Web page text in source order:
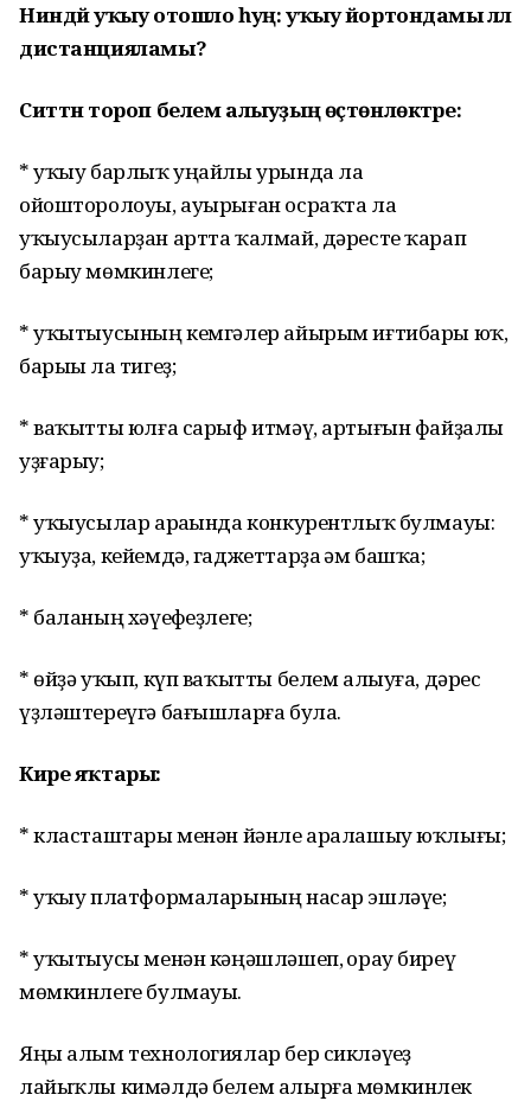
Ниндәй уҡыу отошло һуң: уҡыу йортондамы әллә
дистанцияламы?
Ситтән тороп белем алыуҙың өҫтөнлөктәре:
* уҡыу барлыҡ уңайлы урында ла
ойошторолоуы, ауырыған осраҡта ла
уҡыусыларҙан артта ҡалмай, дәресте ҡарап
барыу мөмкинлеге;
* уҡытыусының кемгәлер айырым иғтибары юҡ,
барыһы ла тигеҙ;
* ваҡытты юлға сарыф итмәү, артығын файҙалы
уҙғарыу;
* уҡыусылар араһында конкурентлыҡ булмауы:
уҡыуҙа, кейемдә, гаджеттарҙа һәм башҡа;
* баланың хәүефһеҙлеге;
* өйҙә уҡып, күп ваҡытты белем алыуға, дәрес
үҙләштереүгә бағышларға була.
Кире яҡтары:
* класташтары менән йәнле аралашыу юҡлығы;
* уҡыу платформаларының насар эшләүе;
* уҡытыусы менән кәңәшләшеп, һорау биреү
мөмкинлеге булмауы.
Яңы алым технологиялар бер сикләүһеҙ
лайыҡлы кимәлдә белем алырға мөмкинлек